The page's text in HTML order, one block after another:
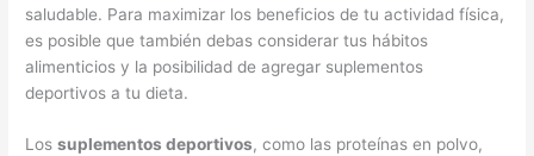
saludable. Para maximizar los beneficios de tu actividad física,
es posible que también debas considerar tus hábitos
alimenticios y la posibilidad de agregar suplementos
deportivos a tu dieta.
Lossuplementos deportivos, como las proteínas en polvo,